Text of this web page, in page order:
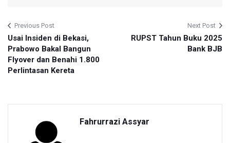
Previous Post
Usai Insiden di Bekasi,
Prabowo Bakal Bangun
Flyover dan Benahi 1.800
Perlintasan Kereta
Next Post
RUPST Tahun Buku 2025
Bank BJB
Fahrurrazi Assyar